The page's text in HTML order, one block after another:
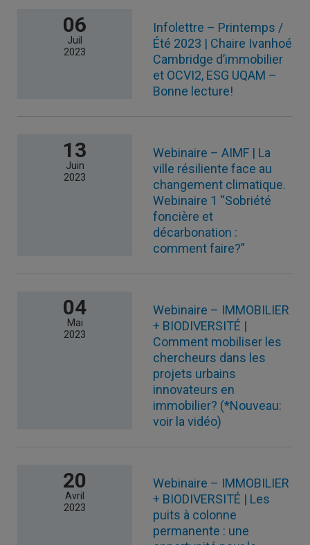
06
Juil
2023
Infolettre – Printemps /
Été 2023 | Chaire Ivanhoé
Cambridge d’immobilier
et OCVI2, ESG UQAM –
Bonne lecture!
13
Juin
2023
Webinaire – AIMF | La
ville résiliente face au
changement climatique.
Webinaire 1 “Sobriété
foncière et
décarbonation :
comment faire?”
04
Mai
2023
Webinaire – IMMOBILIER
+ BIODIVERSITÉ |
Comment mobiliser les
chercheurs dans les
projets urbains
innovateurs en
immobilier? (*Nouveau:
voir la vidéo)
20
Avril
2023
Webinaire – IMMOBILIER
+ BIODIVERSITÉ | Les
puits à colonne
permanente : une